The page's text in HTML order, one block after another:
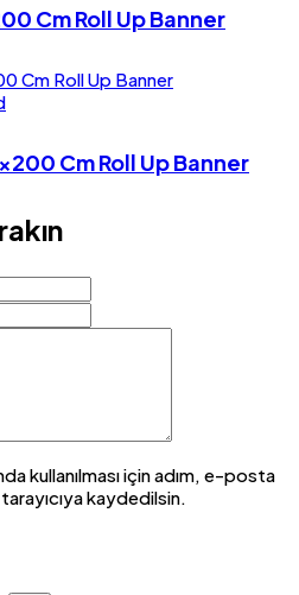
Cm Roll Up Banner
Cm Roll Up Banner
kullanılması için adım, e-posta
kaydedilsin.